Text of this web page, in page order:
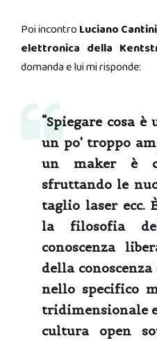
Poi incontro Luciano
elettronica della
domanda e lui mi risponde:
“Spiegare cosa
un po’ troppo
un maker è
sfruttando le
taglio laser ecc.
la filosofia
conoscenza
della
nello specifico
tridimensionale
cultura open